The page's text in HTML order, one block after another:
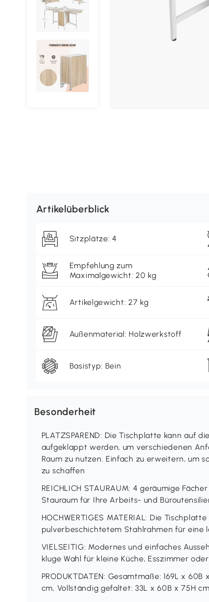
Artikelüberblick
Sitzplätze: 4
Empfehlung zum
Maximalgewicht: 20 kg
Artikelgewicht: 27 kg
Außenmaterial: Holzwerkstoff
Basistyp: Bein
Besonderheit
PLATZSPAREND: Die Tischplatte kann auf
aufgeklappt werden, um verschiedenen
Raum zu nutzen. Einfach zu erweitern, um
zu schaffen
REICHLICH STAURAUM: 4 geräumige
Stauraum für Ihre Arbeits- und
HOCHWERTIGES MATERIAL: Die
pulverbeschichtetem Stahlrahmen für eine
VIELSEITIG: Modernes und einfaches
kluge Wahl für kleine Küche, Esszimmer
PRODUKTDATEN: Gesamtmaße: 169L x
cm, Vollständig gefaltet: 33L x 60B x 75H